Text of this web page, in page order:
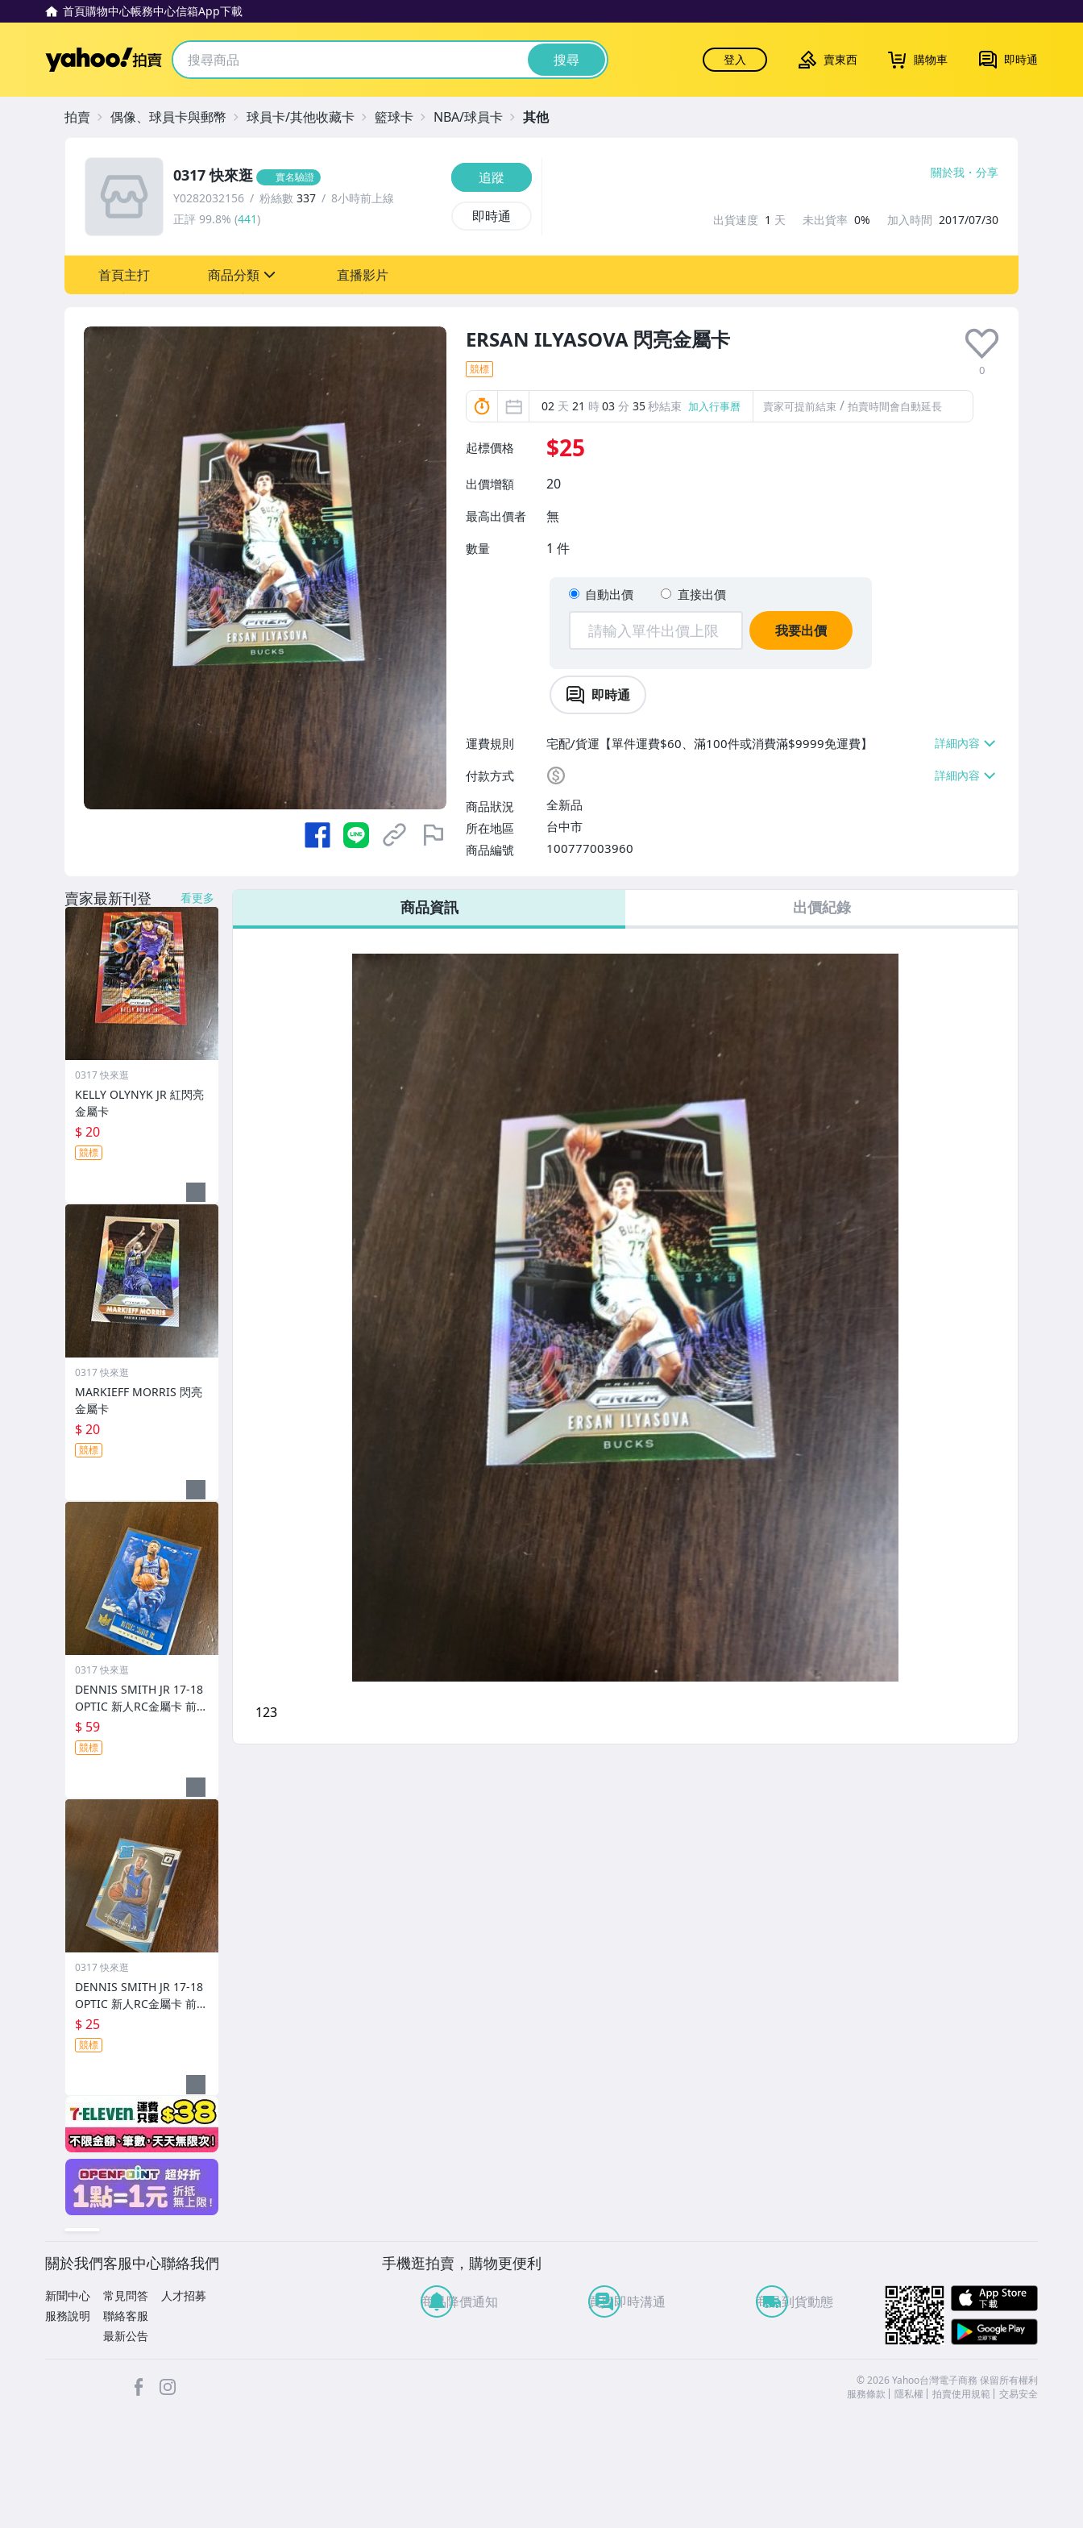
首頁購物中心帳務中心信箱App下載
Yahoo拍賣 搜尋 登入 賣東西 購物車 即時通
ERSAN ILYASOVA 閃亮金屬卡
0
競標
02 天 21 時03 分 34秒結束 加入行事曆 賣家可提前結束 / 拍賣時間會自動延長
起標價格 $25
出價增額 20
最高出價者 無
數量 1 件
自動出價 直接出價
我要出價
即時通
運費規則
宅配/貨運【單件運費$60、滿100件或消費滿$9999免運費】
付款方式
商品狀況
全新品
所在地區
台中市
商品編號
100777003960
0317 快來逛 實名驗證
Y0282032156 粉絲數 337
8小時前上線
正評 99.8% (441)
追蹤
即時通
關於我 分享
出貨速度 1 天 未出貨率 0% 加入時間 2017/07/30
首頁主打 商品分類 直播影片
拍賣 偶像、球員卡與郵幣 球員卡/其他收藏卡 籃球卡 NBA/球員卡 其他
商品資訊 出價紀錄
賣家最新刊登 看更多
0317 快來逛
KELLY OLYNYK JR 紅閃亮
金屬卡
$ 20
競標
0317 快來逛
MARKIEFF MORRIS 閃亮
金屬卡
$ 20
競標
0317 快來逛
DENNIS SMITH JR 17-18
OPTIC 新人RC金屬卡 前後
圖
$ 59
競標
0317 快來逛
DENNIS SMITH JR 17-18
OPTIC 新人RC金屬卡 前後
圖
$ 25
競標
關於我們
新聞中心
服務說明
客服中心
常見問答
聯絡客服
最新公告
聯絡我們
人才招募
手機逛拍賣，購物更便利
商品降價通知 買賣即時溝通 商品到貨動態
facebook ©2026 Yahoo台灣電子商務 保留所有權利
服務條款
隱私權 拍賣使用規範 交易安全